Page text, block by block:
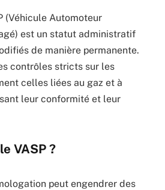
(Véhicule Automoteur
est un statut administratif
de manière permanente.
contrôles stricts sur les
celles liées au gaz et à
leur conformité et leur
VASP ?
peut engendrer des